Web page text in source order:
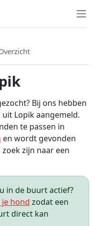
Bij ons hebben
Lopik aangemeld.
te passen in
en wordt gevonden
zijn naar een
in de buurt actief?
hond zodat een
direct kan